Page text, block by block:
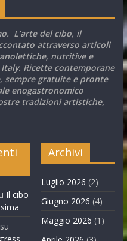
L’arte del cibo, il
attraverso articoli
nutritive e
Ricette contemporane
sempre gratuite e pronte
enogastronomico
tradizioni artistiche,
Il cibo
su
Archivi
Luglio 2026 (2)
Giugno 2026 (4)
Maggio 2026 (1)